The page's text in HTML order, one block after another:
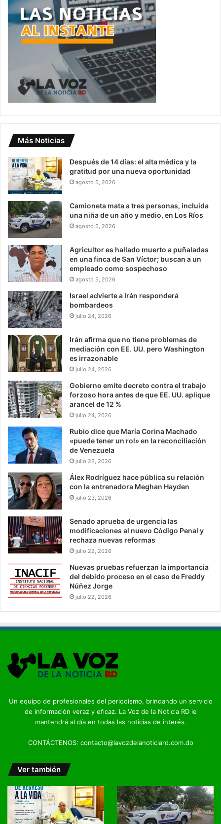
Más Noticias
Después de 14 días: el alta médica y la
gratitud por una nueva oportunidad
agosto 5, 2026
Camioneta mata a tres personas, incluida
una niña de un año y medio, en Los Ríos
agosto 5, 2026
Agricultor es hallado muerto a puñaladas
en una finca de San Víctor; buscan a un
empleado como sospechoso
agosto 5, 2026
Israel advierte a Irán responderá
bombardeos
julio 24, 2026
Irán afirma que no tiene problemas de
mediación con EE. UU. pero Washington
es irrazonable
julio 24, 2026
Gobierno emite decreto contra el trabajo
forzoso hora antes de que EE. UU. aplique
arancel de 12 %
julio 24, 2026
Rubio dice que María Corina Machado
«puede tener un rol» en la reconciliación
de Venezuela
julio 23, 2026
Álex Rodríguez hace pública su relación
con la entrenadora Meghan Hayden
julio 23, 2026
Senado aprueba de urgencia las
modificaciones al nuevo Código Penal y
rechaza nuevas reformas
julio 22, 2026
Nuevas pruebas refuerzan la importancia
del debido proceso en el caso de Freddy
Núñez Jorge
julio 22, 2026
Un equipo de profesionales del periodismo, brindando un servicio
de información veraz y eficaz. La Voz de la Noticia RD le
mantendrá al día en todas las noticias de interés.
CONTÁCTENOS: contacto@lavozdelanoticiard.com.do
Ver también